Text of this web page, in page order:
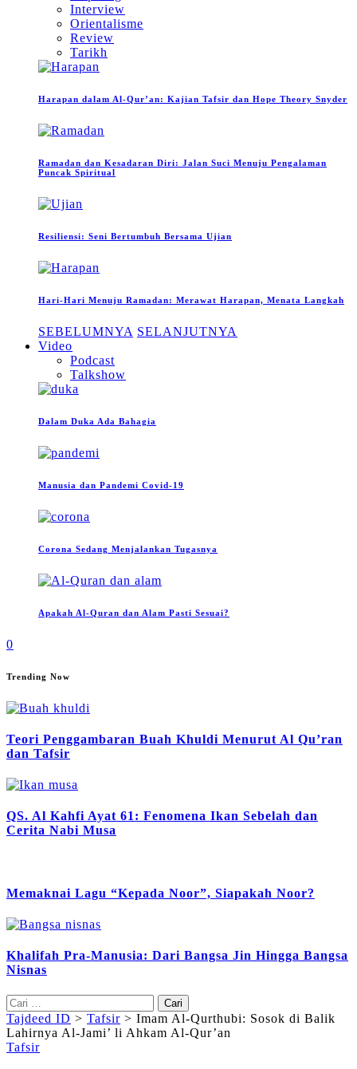
Interview
Orientalisme
Review
Tarikh
Harapan dalam Al-Qur’an: Kajian Tafsir dan Hope Theory Snyder
Ramadan dan Kesadaran Diri: Jalan Suci Menuju Pengalaman
Puncak Spiritual
Resiliensi: Seni Bertumbuh Bersama Ujian
Hari-Hari Menuju Ramadan: Merawat Harapan, Menata Langkah
SEBELUMNYA SELANJUTNYA
Video
Podcast
Talkshow
Dalam Duka Ada Bahagia
Manusia dan Pandemi Covid-19
Corona Sedang Menjalankan Tugasnya
Apakah Al-Quran dan Alam Pasti Sesuai?
0
Trending Now
Teori Penggambaran Buah Khuldi Menurut Al Qu’ran
dan Tafsir
QS. Al Kahfi Ayat 61: Fenomena Ikan Sebelah dan
Cerita Nabi Musa
Memaknai Lagu “Kepada Noor”, Siapakah Noor?
Khalifah Pra-Manusia: Dari Bangsa Jin Hingga Bangsa
Nisnas
Cari
untuk:
Tajdeed ID > Tafsir > Imam Al-Qurthubi: Sosok di Balik
Lahirnya Al-Jami’ li Ahkam Al-Qur’an
Tafsir